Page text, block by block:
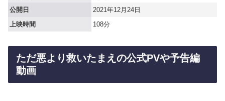
公開日
2021年12月24日
上映時間
108分
ただ悪より救いたまえの公式PVや予告編
動画